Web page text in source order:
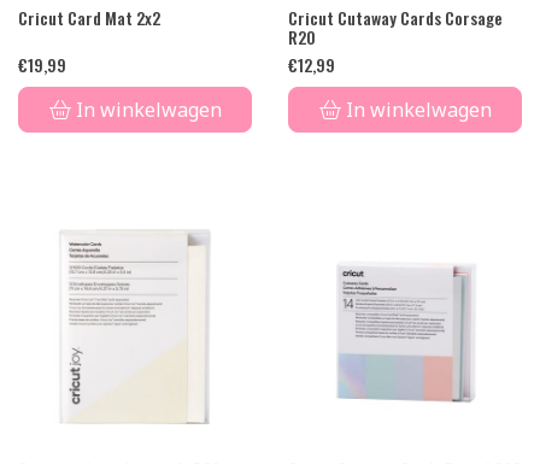
Cricut Card Mat 2x2
€19,99
In winkelwagen
Cricut Cutaway Cards Corsage
R20
€12,99
In winkelwagen